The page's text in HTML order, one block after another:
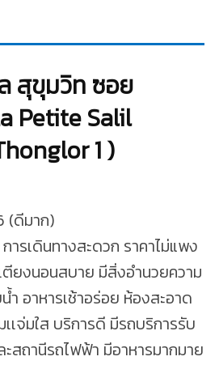
สุขุมวิท ซอย
Petite Salil
1 )
(ดีมาก)
ารเดินทางสะดวก ราคาไม่แพง
ยงนอนสบาย มีสิ่งอำนวยความ
ำ อาหารเช้าอร่อย ห้องสะอาด
เจ่มใส บริการดี มีรถบริการรับ
ะสถานีรถไฟฟ้า มีอาหารมากมาย